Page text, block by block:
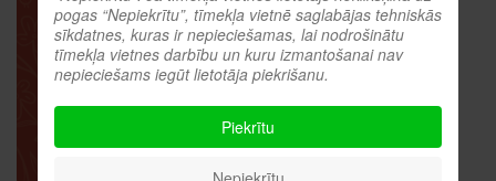
pogas “Nepiekrītu”, tīmekļa vietnē saglabājas tehniskās
sīkdatnes, kuras ir nepieciešamas, lai nodrošinātu
tīmekļa vietnes darbību un kuru izmantošanai nav
nepieciešams iegūt lietotāja piekrišanu.
Piekrītu